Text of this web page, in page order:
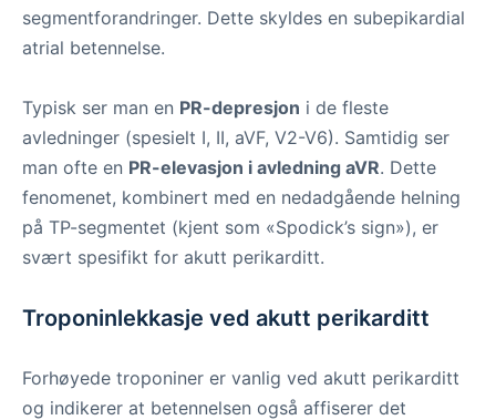
segmentforandringer. Dette skyldes en subepikardial
atrial betennelse.
Typisk ser man en PR-depresjon i de fleste
avledninger (spesielt I, II, aVF, V2-V6). Samtidig ser
man ofte en PR-elevasjon i avledning aVR. Dette
fenomenet, kombinert med en nedadgående helning
på TP-segmentet (kjent som «Spodick’s sign»), er
svært spesifikt for akutt perikarditt.
Troponinlekkasje ved akutt perikarditt
Forhøyede troponiner er vanlig ved akutt perikarditt
og indikerer at betennelsen også affiserer det